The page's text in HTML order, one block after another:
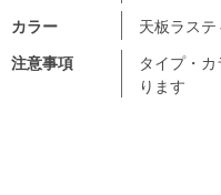
注意事項
タイプ・
ります
カラー
天板ラス